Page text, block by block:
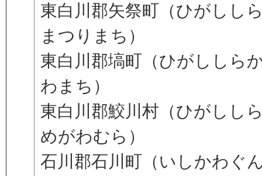
東白川郡矢祭町（ひがしし
まつりまち）
東白川郡塙町（ひがししら
わまち）
東白川郡鮫川村（ひがしし
めがわむら）
石川郡石川町（いしかわぐ